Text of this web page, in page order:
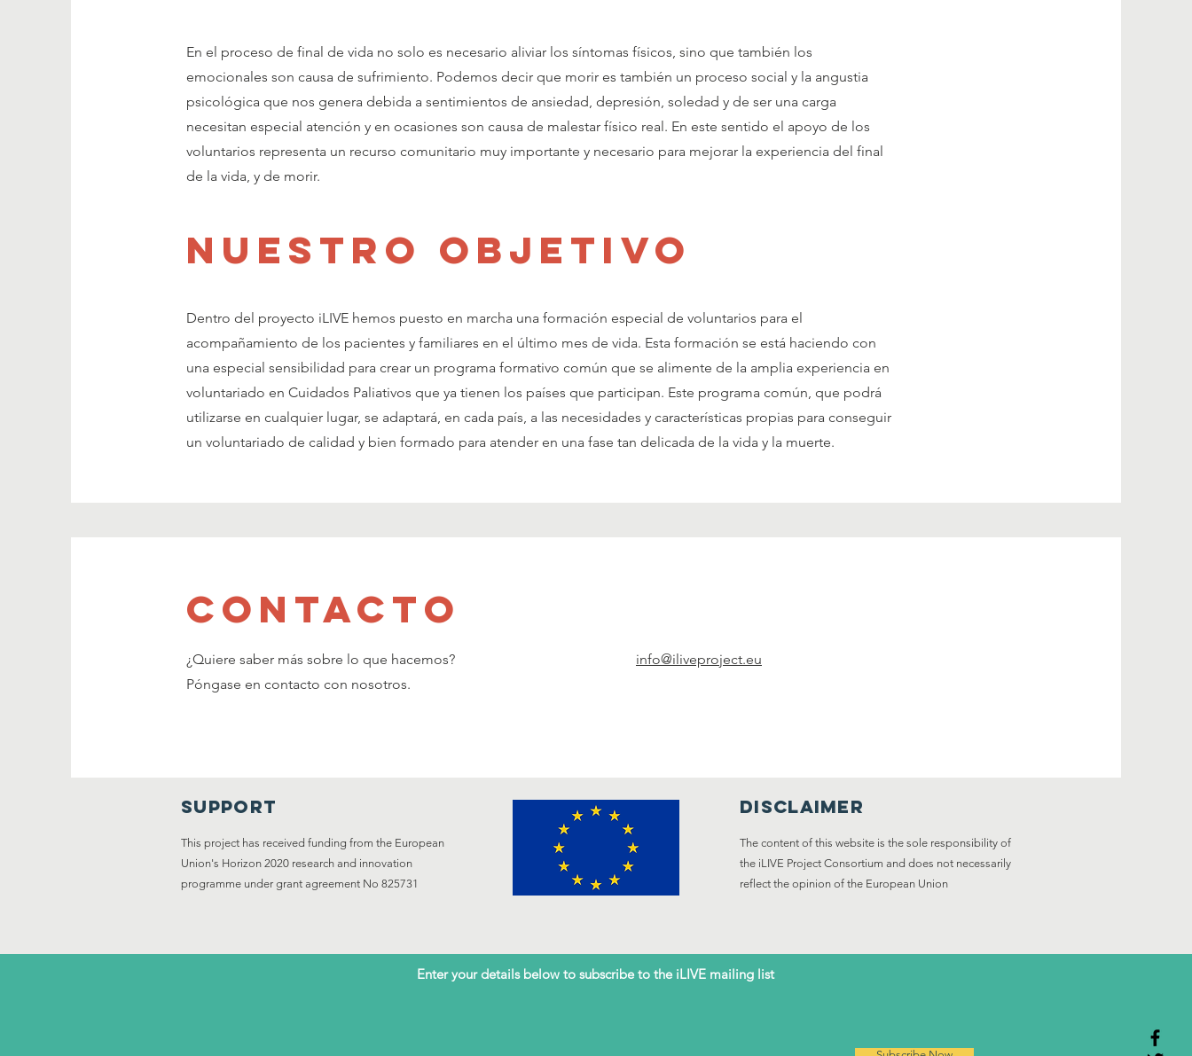
En el proceso de final de vida no solo es necesario aliviar los síntomas físicos, sino que también los
emocionales son causa de sufrimiento. Podemos decir que morir es también un proceso social y la angustia
psicológica que nos genera debida a sentimientos de ansiedad, depresión, soledad y de ser una carga
necesitan especial atención y en ocasiones son causa de malestar físico real. En este sentido el apoyo de los
voluntarios representa un recurso comunitario muy importante y necesario para mejorar la experiencia del final
de la vida, y de morir.
nuestro objetivo
Dentro del proyecto iLIVE hemos puesto en marcha una formación especial de voluntarios para el
acompañamiento de los pacientes y familiares en el último mes de vida. Esta formación se está haciendo con
una especial sensibilidad para crear un programa formativo común que se alimente de la amplia experiencia en
voluntariado en Cuidados Paliativos que ya tienen los países que participan. Este programa común, que podrá
utilizarse en cualquier lugar, se adaptará, en cada país, a las necesidades y características propias para conseguir
un voluntariado de calidad y bien formado para atender en una fase tan delicada de la vida y la muerte.
contacto
¿Quiere saber más sobre lo que hacemos?
Póngase en contacto con nosotros.
info@iliveproject.eu
Support
This project has received funding from the European
Union's Horizon 2020 research and innovation
programme under grant agreement No 825731
disclaimer
The content of this website is the sole responsibility of
the iLIVE Project Consortium and does not necessarily
reflect the opinion of the European Union
Enter your details below to subscribe to the iLIVE mailing list